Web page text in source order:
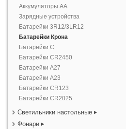
Аккумуляторы AA
Зарядные устройства
Батарейки 3R12/3LR12
Батарейки Крона
Батарейки С
Батарейки CR2450
Батарейки А27
Батарейки А23
Батарейки CR123
Батарейки CR2025
Светильники настольные
Фонари